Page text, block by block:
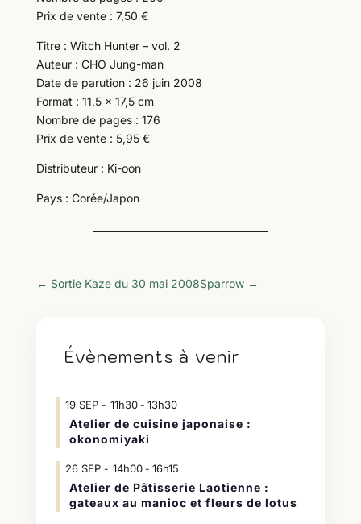
Prix de vente : 7,50 €
Titre : Witch Hunter – vol. 2
Auteur : CHO Jung-man
Date de parution : 26 juin 2008
Format : 11,5 x 17,5 cm
Nombre de pages : 176
Prix de vente : 5,95 €
Distributeur : Ki-oon
Pays : Corée/Japon
← Sortie Kaze du 30 mai 2008Sparrow→
Évènements à venir
19 SEP 11h30- 13h30
Atelier de cuisine japonaise :
okonomiyaki
26 SEP 14h00- 16h15
Atelier de Pâtisserie Laotienne :
gateaux au manioc et fleurs de lotus